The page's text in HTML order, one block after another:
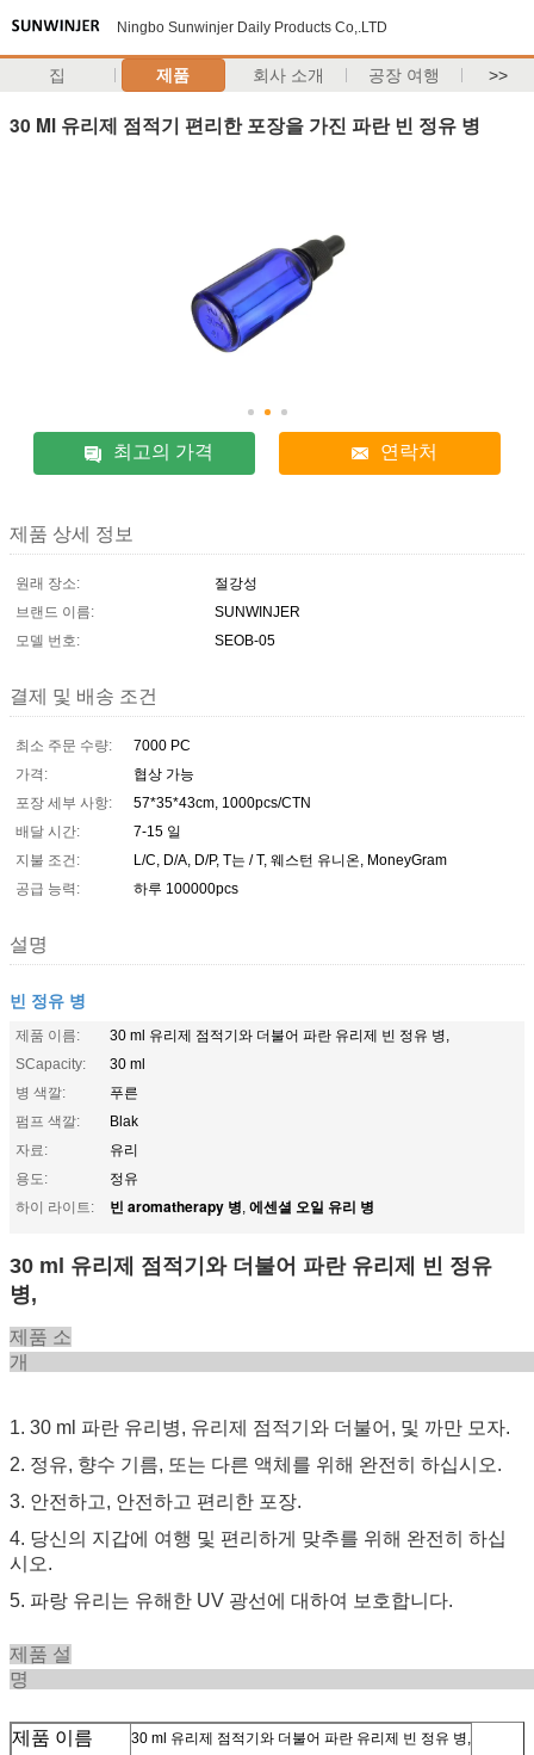
Ningbo Sunwinjer Daily Products Co,.LTD
집 제품 회사 소개 공장 여행 >>
30 Ml 유리제 점적기 편리한 포장을 가진 파란 빈 정유 병
최고의 가격 연락처
제품 상세 정보
원래 장소:
절강성
브랜드 이름:
SUNWINJER
모델 번호:
SEOB-05
결제 및 배송 조건
최소 주문 수량:
7000 PC
가격:
협상 가능
포장 세부 사항:
57*35*43cm, 1000pcs/CTN
배달 시간:
7-15 일
지불 조건:
L/C, D/A, D/P, T는 / T, 웨스턴 유니온, MoneyGram
공급 능력:
하루 100000pcs
설명
빈 정유 병
제품 이름:
30 ml 유리제 점적기와 더불어 파란 유리제 빈 정유 병,
SCapacity:
30 ml
병 색깔:
푸른
펌프 색깔:
Blak
자료:
유리
용도:
정유
하이 라이트:
빈 aromatherapy 병, 에센셜 오일 유리 병
30 ml 유리제 점적기와 더불어 파란 유리제 빈 정유
병,
제품 소
1. 30 ml 파란 유리병, 유리제 점적기와 더불어, 및 까만 모자.
2. 정유, 향수 기름, 또는 다른 액체를 위해 완전히 하십시오.
3. 안전하고, 안전하고 편리한 포장.
4. 당신의 지갑에 여행 및 편리하게 맞추를 위해 완전히 하십
시오.
5. 파랑 유리는 유해한 UV 광선에 대하여 보호합니다.
제품 설
제품 이름 30 ml 유리제 점적기와 더불어 파란 유리제 빈 정유 병,